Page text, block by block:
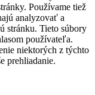
Používame tiež
analyzovať a
stránku. Tieto súbory
používateľa.
niektorých z týchto
prehliadanie.